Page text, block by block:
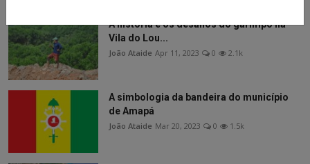
A história e os desafios do garimpo na
Vila do Lou...
João Ataide Apr 11, 2023 0 2.1k
A simbologia da bandeira do município
de Amapá
João Ataide Mar 20, 2023 0 1.5k